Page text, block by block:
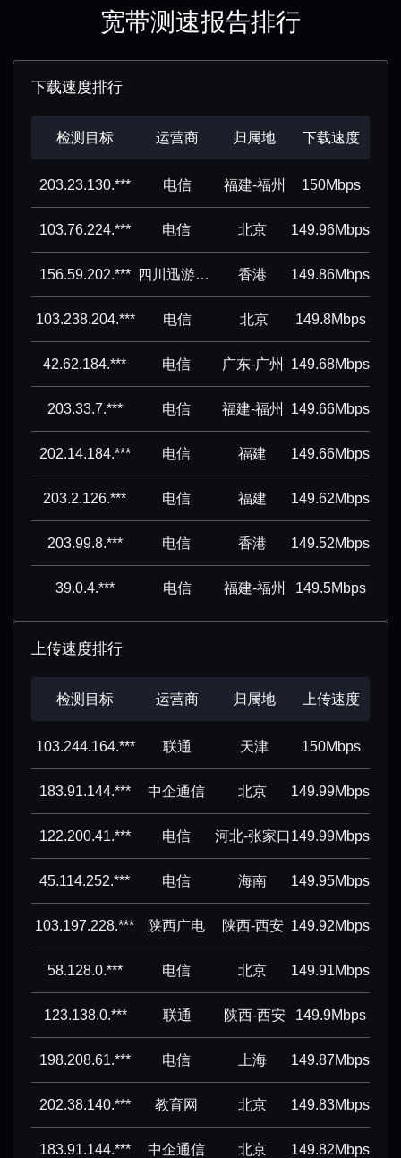
宽带测速报告排行
下载速度排行
检测目标 运营商 归属地 下载速度
203.23.130.*** 电信 福建-福州 150Mbps
103.76.224.*** 电信 北京 149.96Mbps
156.59.202.*** 四川迅游网络科技股份有限公司 香港 149.86Mbps
103.238.204.*** 电信 北京 149.8Mbps
42.62.184.*** 电信 广东-广州 149.68Mbps
203.33.7.*** 电信 福建-福州 149.66Mbps
202.14.184.*** 电信 福建 149.66Mbps
203.2.126.*** 电信 福建 149.62Mbps
203.99.8.*** 电信 香港 149.52Mbps
39.0.4.*** 电信 福建-福州 149.5Mbps
上传速度排行
检测目标 运营商 归属地 上传速度
103.244.164.*** 联通 天津 150Mbps
183.91.144.*** 中企通信 北京 149.99Mbps
122.200.41.*** 电信 河北-张家口149.99Mbps
45.114.252.*** 电信 海南 149.95Mbps
103.197.228.*** 陕西广电 陕西-西安 149.92Mbps
58.128.0.*** 电信 北京 149.91Mbps
123.138.0.*** 联通 陕西-西安 149.9Mbps
198.208.61.*** 电信 上海 149.87Mbps
202.38.140.*** 教育网 北京 149.83Mbps
183.91.144.*** 中企通信 北京 149.82Mbps